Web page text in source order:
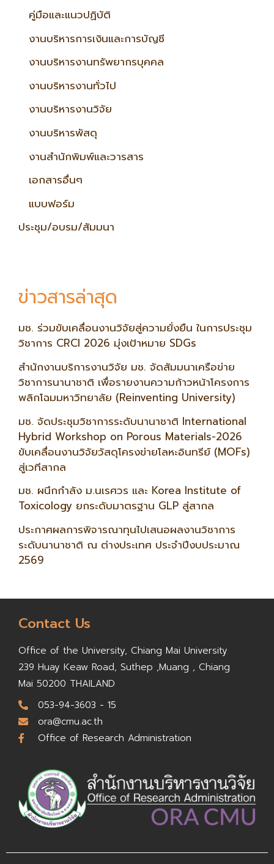
คู่มือและแนวปฏิบัติ
งานบริหารการเงินและการบัญชี
งานบริหารงานทรัพยากรบุคคล
งานบริหารงานทั่วไป
งานบริหารงานวิจัย
งานบริหารพัสดุ
งานสำนักพิมพ์และวารสาร
เอกสารอื่นๆ
แบบฟอร์ม
ประชุม/อบรม/สัมมนา
ข่าวสารล่าสุด
มช. ร่วมขับเคลื่อนงานวิจัยสู่ความยั่งยืน ในการประชุม
วิชาการ CRCI 2026 มุ่งเป้าหมาย SDGs
สำนักงานบริการงานวิจัย มช. จัดสัมมนาเครือข่าย
วิชาการนานาชาติ เพื่อรายงานความก้าวหน้าโครงการ
พลิกโฉมมหาวิทยาลัย (Reinventing University)
มช. จัดประชุมวิชาการระดับนานาชาติ International
Hybrid Workshop on Porous Materials-2026
ขับเคลื่อนงานวิจัยวัสดุโครงข่ายโลหะอินทรีย์ (MOFs)
สู่เวทีสากล
มช. ผนึกกำลัง ม.นเรศวร และ Korea Institute of
Toxicology ยกระดับมาตรฐาน GLP สู่สากล
ประกาศผลการพิจารณาทุนไปเสนอผลงานวิชาการ
ระดับนานาชาติ ณ ต่างประเทศ ประจำปีงบประมาณ
2569
Contact Us
Office of the University, Chiang Mai University
239 Huay Keaw Road, Suthep ,Muang , Chiang
Mai 50200 THAILAND
053-94-3603 - 15
ora@cmu.ac.th
Office of Research Administration